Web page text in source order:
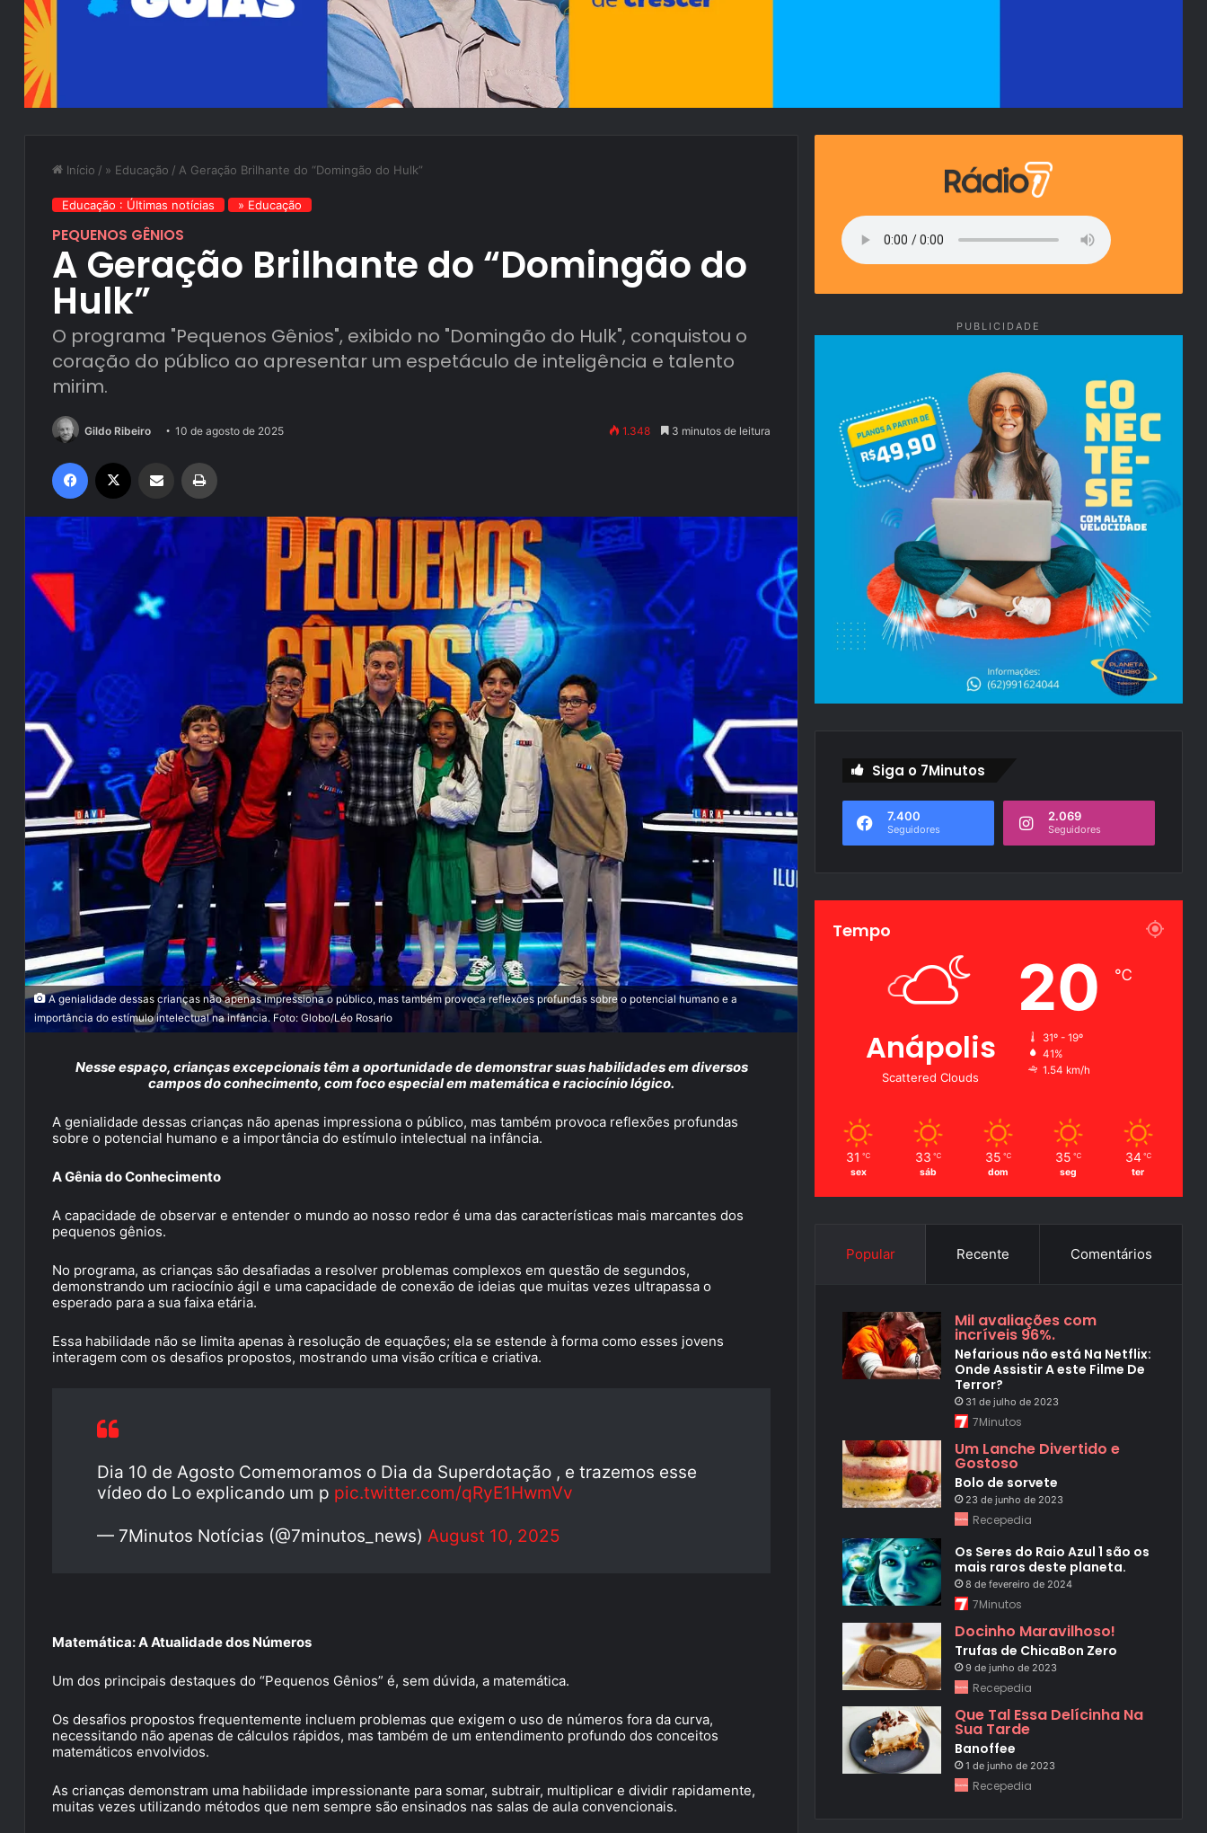
Início / » Educação / A Geração Brilhante do “Domingão do Hulk”
Educação : Últimas notícias » Educação
PEQUENOS GÊNIOS
A Geração Brilhante do “Domingão do
Hulk”
O programa "Pequenos Gênios", exibido no "Domingão do Hulk", conquistou o
coração do público ao apresentar um espetáculo de inteligência e talento
mirim.
Gildo Ribeiro 10 de agosto de 2025 1.348 3 minutos de leitura
A genialidade dessas crianças não apenas impressiona o público, mas também provoca reflexões profundas sobre o potencial humano e a
importância do estímulo intelectual na infância. Foto: Globo/Léo Rosario
Nesse espaço, crianças excepcionais têm a oportunidade de demonstrar suas habilidades em diversos
campos do conhecimento, com foco especial em matemática e raciocínio lógico.
A genialidade dessas crianças não apenas impressiona o público, mas também provoca reflexões profundas
sobre o potencial humano e a importância do estímulo intelectual na infância.
A Gênia do Conhecimento
A capacidade de observar e entender o mundo ao nosso redor é uma das características mais marcantes dos
pequenos gênios.
No programa, as crianças são desafiadas a resolver problemas complexos em questão de segundos,
demonstrando um raciocínio ágil e uma capacidade de conexão de ideias que muitas vezes ultrapassa o
esperado para a sua faixa etária.
Essa habilidade não se limita apenas à resolução de equações; ela se estende à forma como esses jovens
interagem com os desafios propostos, mostrando uma visão crítica e criativa.
Dia 10 de Agosto Comemoramos o Dia da Superdotação , e trazemos esse
vídeo do Lo explicando um p pic.twitter.com/qRyE1HwmVv
— 7Minutos Notícias (@7minutos_news) August 10, 2025
Matemática: A Atualidade dos Números
Um dos principais destaques do “Pequenos Gênios” é, sem dúvida, a matemática.
Os desafios propostos frequentemente incluem problemas que exigem o uso de números fora da curva,
necessitando não apenas de cálculos rápidos, mas também de um entendimento profundo dos conceitos
matemáticos envolvidos.
As crianças demonstram uma habilidade impressionante para somar, subtrair, multiplicar e dividir rapidamente,
muitas vezes utilizando métodos que nem sempre são ensinados nas salas de aula convencionais.
PUBLICIDADE
Siga o 7Minutos
7.400
Seguidores
2.069
Seguidores
Tempo
Anápolis
Scattered Clouds
20 ℃
31º - 19º
41%
1.54 km/h
31 ℃
sex
33 ℃
sáb
35 ℃
dom
35 ℃
seg
34 ℃
ter
Popular Recente Comentários
Mil avaliações com
incríveis 96%.
Nefarious não está Na Netflix:
Onde Assistir A este Filme De
Terror?
31 de julho de 2023
7Minutos
Um Lanche Divertido e
Gostoso
Bolo de sorvete
23 de junho de 2023
Recepedia
Os Seres do Raio Azul 1 são os
mais raros deste planeta.
8 de fevereiro de 2024
7Minutos
Docinho Maravilhoso!
Trufas de ChicaBon Zero
9 de junho de 2023
Recepedia
Que Tal Essa Delícinha Na
Sua Tarde
Banoffee
1 de junho de 2023
Recepedia